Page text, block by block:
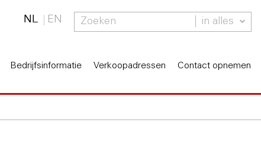
NL EN in alles
Bedrijfsinformatie Verkoopadressen Contact opnemen